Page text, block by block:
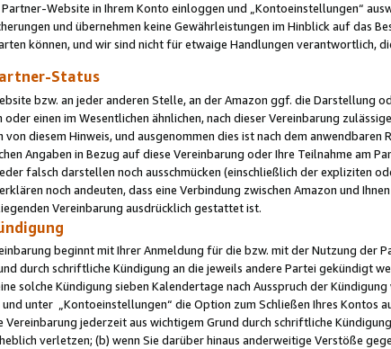
Website in Ihrem Konto einloggen und „Kontoeinstellungen“
und übernehmen keine Gewährleistungen im Hinblick auf das
können, und wir sind nicht für etwaige Handlungen verantwortlich,
Status
bzw. an jeder anderen Stelle, an der Amazon ggf. die Darstellung
einen im Wesentlichen ähnlichen, nach dieser Vereinbarung
von diesem Hinweis, und ausgenommen dies ist nach dem
Angaben in Bezug auf diese Vereinbarung oder Ihre Teilnahme am
falsch darstellen noch ausschmücken (einschließlich der expliziten
noch andeuten, dass eine Verbindung zwischen Amazon und
Vereinbarung ausdrücklich gestattet ist.
beginnt mit Ihrer Anmeldung für die bzw. mit der Nutzung der
durch schriftliche Kündigung an die jeweils andere Partei gekündigt
solche Kündigung sieben Kalendertage nach Ausspruch der
unter „Kontoeinstellungen“ die Option zum Schließen Ihres Kontos
Vereinbarung jederzeit aus wichtigem Grund durch schriftliche
verletzen; (b) wenn Sie darüber hinaus anderweitige Verstöße